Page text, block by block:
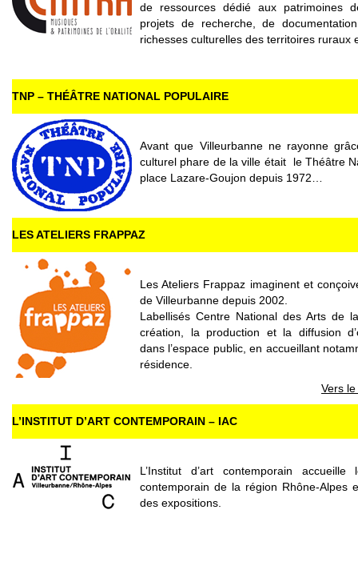
de ressources dédié aux patrimoines
projets de recherche, de
richesses culturelles des territoires ruraux
TNP – THÉÂTRE NATIONAL POPULAIRE
Avant que Villeurbanne ne rayonne
culturel phare de la ville était le Théâtre
place Lazare-Goujon depuis 1972…
LES ATELIERS FRAPPAZ
Les Ateliers Frappaz imaginent et
de Villeurbanne depuis 2002.
Labellisés Centre National des Arts de
création, la production et la diffusion
dans l’espace public, en accueillant
résidence.
Vers
L’INSTITUT D’ART CONTEMPORAIN – IAC
L’Institut d’art contemporain
contemporain de la région Rhône-Alpes
des expositions.